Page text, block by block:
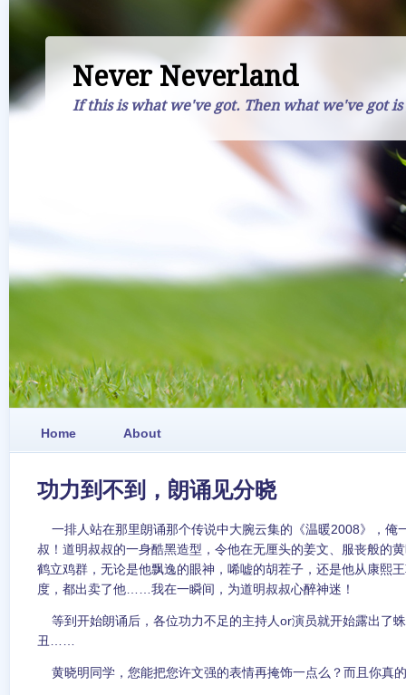
Never Neverland
If this is what we've got. Then what we've got is
Home About
功力到不到，朗诵见分晓
一排人站在那里朗诵那个传说中大腕云集的《温暖2008》，俺
叔！道明叔叔的一身酷黑造型，令他在无厘头的姜文、服丧般的
鹤立鸡群，无论是他飘逸的眼神，唏嘘的胡茬子，还是他从康熙
度，都出卖了他……我在一瞬间，为道明叔叔心醉神迷！
等到开始朗诵后，各位功力不足的主持人or演员就开始露出了
丑……
黄晓明同学，您能把您许文强的表情再掩饰一点么？而且你真